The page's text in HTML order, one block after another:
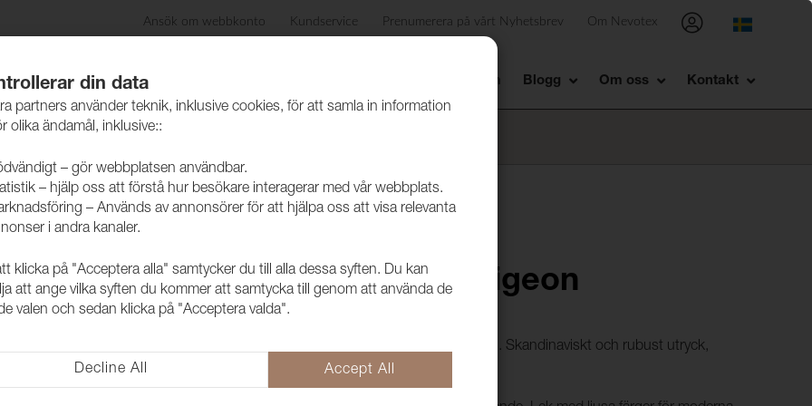
Ansök om webbkonto Kundservice Prenumerera på vårt Nyhetsbrev Om Nevotex
Produkter Skötselråd Showroom Blogg Om oss Kontakt
Tyg Slottsfjord 6 Pigeon
1030712
Slottsfjord är ett slitstarkt ull liknande möbeltyg. Skandinaviskt och rubust utryck,
användbar i alla miljöer.
din data
partners använder teknik, inklusive cookies, för att samla in information
olika ändamål, inklusive::
– gör webbplatsen användbar.
– hjälp oss att förstå hur besökare interagerar med vår webbplats.
– Används av annonsörer för att hjälpa oss att visa relevanta
i andra kanaler.
klicka på "Acceptera alla" samtycker du till alla dessa syften. Du kan
att ange vilka syften du kommer att samtycka till genom att använda de
valen och sedan klicka på "Acceptera valda".
Decline All Accept All